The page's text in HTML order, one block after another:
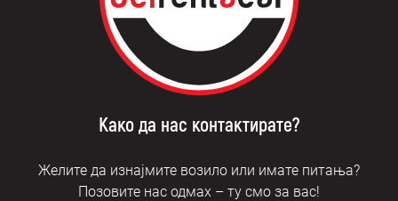
Како да нас контактирате?
Желите да изнајмите возило или имате питања?
Позовите нас одмах – ту смо за вас!